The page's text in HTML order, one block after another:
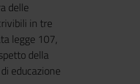
delle
in tre
legge 107,
della
educazione